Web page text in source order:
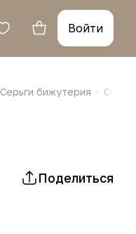
Войти
Серьги бижутерия
Поделиться